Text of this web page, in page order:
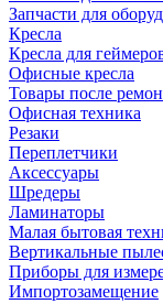
Запчасти для
Кресла
Кресла для
Офисные кресла
Товары после
Офисная техника
Резаки
Переплетчики
Аксессуары
Шредеры
Ламинаторы
Малая бытовая
Вертикальные
Приборы для
Импортозамещение